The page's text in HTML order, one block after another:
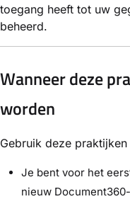
toegang heeft tot uw
beheerd.
Wanneer deze
worden
Gebruik deze praktijken
Je bent voor het
nieuw